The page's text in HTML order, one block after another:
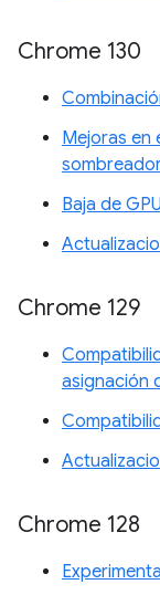
Chrome 130
Mejoras en
Baja de
Chrome 129
asignación
Chrome 128